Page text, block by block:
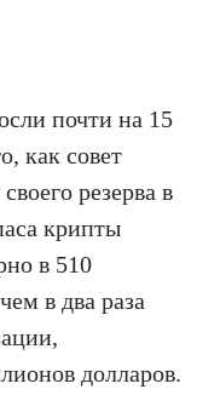
почти на 15
как совет
резерва в
крипты
в 510
в два раза
долларов.